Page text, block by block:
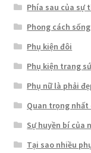
Phía sau của sự
Phong cách
Phụ kiện đôi
Phụ kiện trang
Phụ nữ là phải
Quan trọng nhất
Sự huyền bí của
Tại sao nhiều